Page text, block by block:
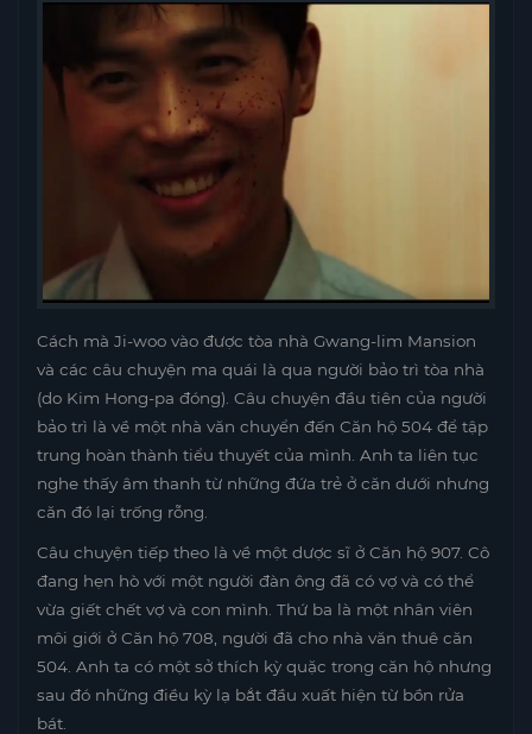
Cách mà Ji-woo vào được tòa nhà Gwang-lim Mansion
và các câu chuyện ma quái là qua người bảo trì tòa nhà
(do Kim Hong-pa đóng). Câu chuyện đầu tiên của người
bảo trì là về một nhà văn chuyển đến Căn hộ 504 để tập
trung hoàn thành tiểu thuyết của mình. Anh ta liên tục
nghe thấy âm thanh từ những đứa trẻ ở căn dưới nhưng
căn đó lại trống rỗng.
Câu chuyện tiếp theo là về một dược sĩ ở Căn hộ 907. Cô
đang hẹn hò với một người đàn ông đã có vợ và có thể
vừa giết chết vợ và con mình. Thứ ba là một nhân viên
môi giới ở Căn hộ 708, người đã cho nhà văn thuê căn
504. Anh ta có một sở thích kỳ quặc trong căn hộ nhưng
sau đó những điều kỳ lạ bắt đầu xuất hiện từ bồn rửa
bát.